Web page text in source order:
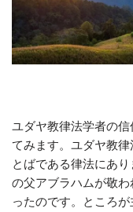
ユダヤ教律法学者の
てみます。ユダヤ教
とばである律法にあ
の父アブラハムが敬
ったのです。ところ